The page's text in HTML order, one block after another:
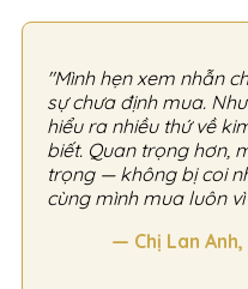
"Mình hẹn xem nhẫn
sự chưa định mua.
hiểu ra nhiều thứ về
biết. Quan trọng hơn,
trọng — không bị coi
cùng mình mua luôn
— Chị Lan